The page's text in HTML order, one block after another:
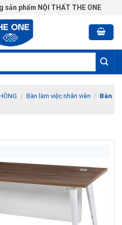
sản phẩm NỘI THẤT THE ONE
/ Bàn làm việc nhân viên / Bàn